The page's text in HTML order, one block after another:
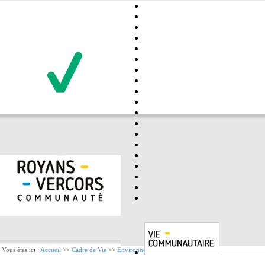
Vous êtes ici : Accueil >> Cadre de Vie >> Environnement